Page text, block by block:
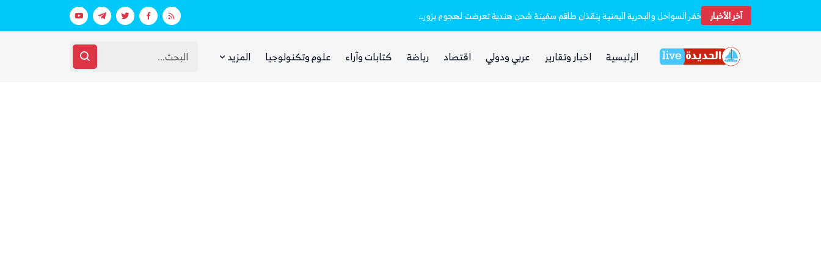
آخر الأخبار خفر السواحل والبحرية اليمنية ينقذان طاقم سفينة شحن هندية تعرضت لهجوم بزورق مفخخ بينما يجوع اليمنيون.. شبكات حوثية
الرئيسية اخبار وتقارير عربي ودولي اقتصاد رياضة كتابات وآراء علوم وتكنولوجيا المزيد